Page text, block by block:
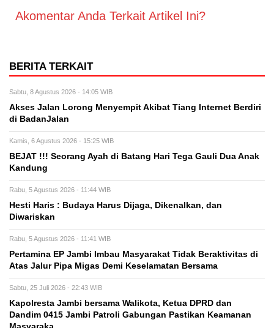
Akomentar Anda Terkait Artikel Ini?
BERITA TERKAIT
Sabtu, 8 Agustus 2026 - 14:05 WIB
Akses Jalan Lorong Menyempit Akibat Tiang Internet Berdiri
di BadanJalan
Kamis, 6 Agustus 2026 - 15:25 WIB
BEJAT !!! Seorang Ayah di Batang Hari Tega Gauli Dua Anak
Kandung
Rabu, 5 Agustus 2026 - 11:44 WIB
Hesti Haris : Budaya Harus Dijaga, Dikenalkan, dan
Diwariskan
Rabu, 5 Agustus 2026 - 11:41 WIB
Pertamina EP Jambi Imbau Masyarakat Tidak Beraktivitas di
Atas Jalur Pipa Migas Demi Keselamatan Bersama
Sabtu, 25 Juli 2026 - 22:43 WIB
Kapolresta Jambi bersama Walikota, Ketua DPRD dan
Dandim 0415 Jambi Patroli Gabungan Pastikan Keamanan